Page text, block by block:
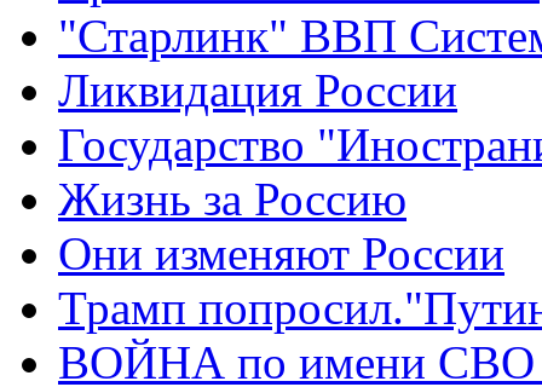
"Старлинк" ВВП
Ликвидация России
Государство
Жизнь за Россию
Они изменяют России
Трамп
ВОЙНА по имени СВО